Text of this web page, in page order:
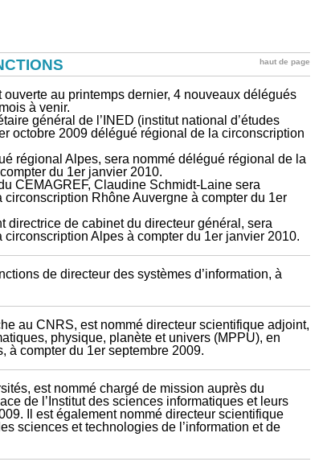
haut de page
au printemps dernier, 4 nouveaux délégués
à venir.
général de l’INED (institut national d’études
octobre 2009 délégué régional de la circonscription
régional Alpes, sera nommé délégué régional de la
du 1er janvier 2010.
CEMAGREF, Claudine Schmidt-Laine sera
Rhône Auvergne à compter du 1er
directrice de cabinet du directeur général, sera
Alpes à compter du 1er janvier 2010.
de directeur des systèmes d’information, à
au CNRS, est nommé directeur scientifique adjoint,
physique, planète et univers (MPPU), en
à compter du 1er septembre 2009.
est nommé chargé de mission auprès du
de l’Institut des sciences informatiques et leurs
Il est également nommé directeur scientifique
sciences et technologies de l’information et de